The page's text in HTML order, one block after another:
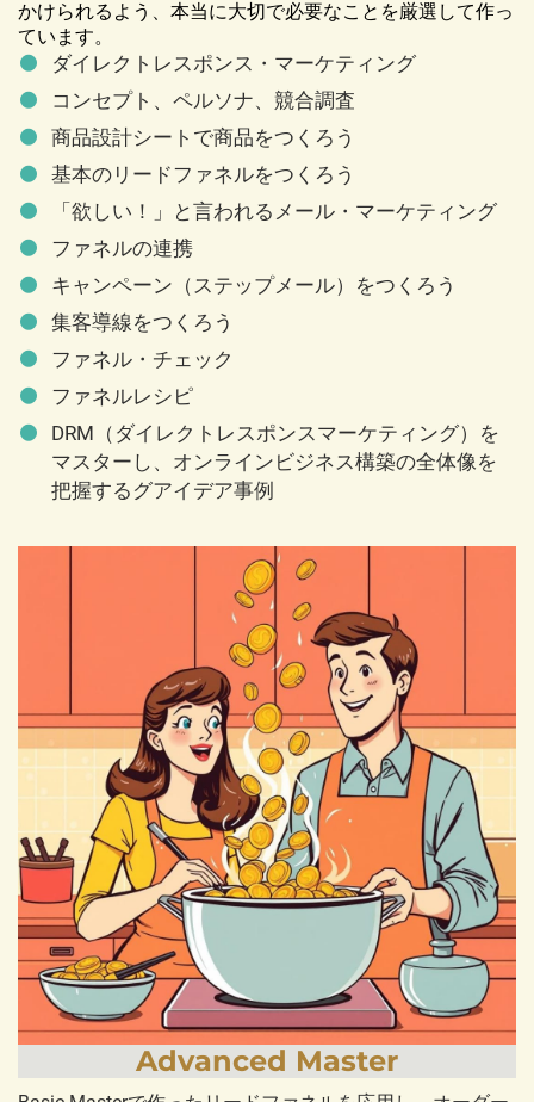
かけられるよう、本当に大切で必要なことを厳選して作っ
ています。
ダイレクトレスポンス・マーケティング
コンセプト、ペルソナ、競合調査
商品設計シートで商品をつくろう
基本のリードファネルをつくろう
「欲しい！」と言われるメール・マーケティング
ファネルの連携
キャンペーン（ステップメール）をつくろう
集客導線をつくろう
ファネル・チェック
ファネルレシピ
DRM（ダイレクトレスポンスマーケティング）を
マスターし、オンラインビジネス構築の全体像を
把握するグアイデア事例
Advanced Master